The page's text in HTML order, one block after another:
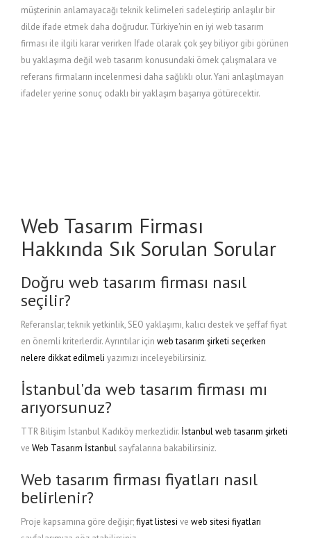
müşterinin anlamayacağı teknik kelimeleri sadeleştirip anlaşılır bir
dilde ifade etmek daha doğrudur. Türkiye'nin en iyi web tasarım
firması ile ilgili karar verirken İfade olarak çok şey biliyor gibi görünen
bu yaklaşıma değil web tasarım konusundaki örnek çalışmalara ve
referans firmaların incelenmesi daha sağlıklı olur. Yani anlaşılmayan
ifadeler yerine sonuç odaklı bir yaklaşım başarıya götürecektir.
Web Tasarım Firması
Hakkında Sık Sorulan Sorular
Doğru web tasarım firması nasıl
seçilir?
Referanslar, teknik yetkinlik, SEO yaklaşımı, kalıcı destek ve şeffaf fiyat
en önemli kriterlerdir. Ayrıntılar için web tasarım şirketi seçerken
nelere dikkat edilmeli yazımızı inceleyebilirsiniz.
İstanbul'da web tasarım firması mı
arıyorsunuz?
TTR Bilişim İstanbul Kadıköy merkezlidir. İstanbul web tasarım şirketi
ve Web Tasarım İstanbul sayfalarına bakabilirsiniz.
Web tasarım firması fiyatları nasıl
belirlenir?
Proje kapsamına göre değişir;fiyat listesi ve web sitesi fiyatları